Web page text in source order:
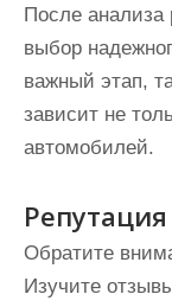
После
выбор
важный этап,
зависит не
автомобилей.
Обратите
Изучите